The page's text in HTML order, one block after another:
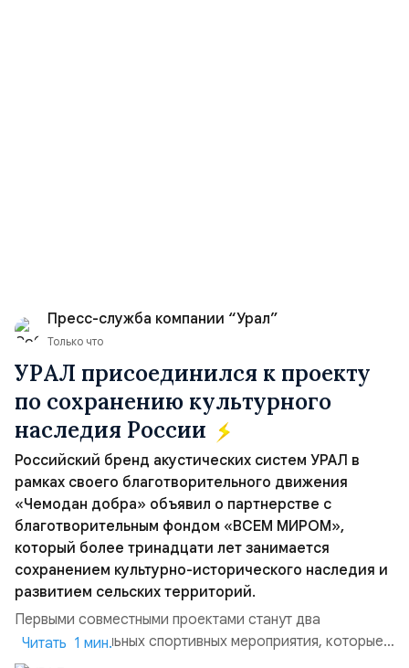
Пресс-служба компании “Урал”
Только что
УРАЛ присоединился к проекту
по сохранению культурного
наследия России
Российский бренд акустических систем УРАЛ в
рамках своего благотворительного движения
«Чемодан добра» объявил о партнерстве с
благотворительным фондом «ВСЕМ МИРОМ»,
который более тринадцати лет занимается
сохранением культурно-исторического наследия и
развитием сельских территорий.
Первыми совместными проектами станут два
благотворительных спортивных мероприятия, которые
пройдут в августе в Ивановской области и объединят
Читать 1 мин.